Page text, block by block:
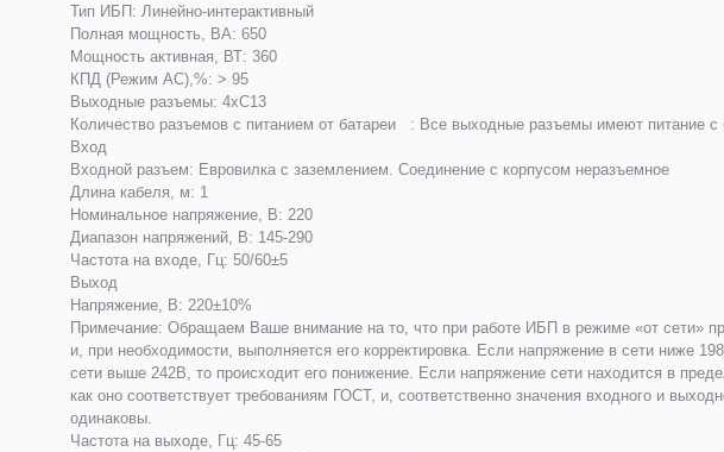
Тип ИБП: Линейно-интерактивный
Полная мощность, ВА: 650
Мощность активная, ВТ: 360
КПД (Режим AC),%: > 95
Выходные разъемы: 4xC13
Количество разъемов с питанием от батареи : Все выходные разъемы имеют питание с
Вход
Входной разъем: Евровилка с заземлением. Соединение с корпусом неразъемное
Длина кабеля, м: 1
Номинальное напряжение, В: 220
Диапазон напряжений, В: 145-290
Частота на входе, Гц: 50/60±5
Выход
Напряжение, В: 220±10%
Примечание: Обращаем Ваше внимание на то, что при работе ИБП в режиме «от сети»
и, при необходимости, выполняется его корректировка. Если напряжение в сети ниже
сети выше 242В, то происходит его понижение. Если напряжение сети находится в
как оно соответствует требованиям ГОСТ, и, соответственно значения входного и
одинаковы.
Частота на выходе, Гц: 45-65